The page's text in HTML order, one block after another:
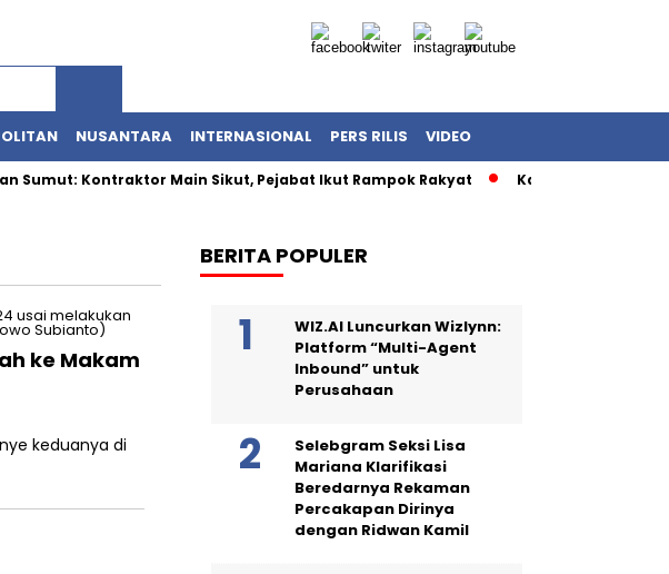
NUSANTARA INTERNASIONAL PERS RILIS VIDEO
Sumut: Kontraktor Main Sikut, Pejabat Ikut Rampok Rakyat Kasus Korupsi
ke Makam
keduanya di
BERITA POPULER
WIZ.AI Luncurkan Wizlynn:
Platform “Multi-Agent
Inbound” untuk
Perusahaan
Selebgram Seksi Lisa
Mariana Klarifikasi
Beredarnya Rekaman
Percakapan Dirinya
dengan Ridwan Kamil